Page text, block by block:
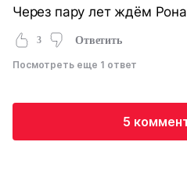
Через пару лет ждём
3 Ответить
Посмотреть еще 1 ответ
5